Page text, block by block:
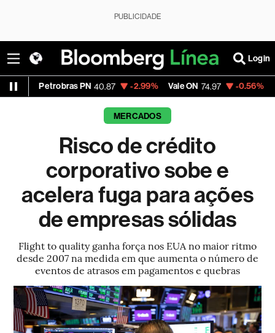
PUBLICIDADE
Login
PN 40.87 -2.99% Vale ON 74.97 -0.56% Itaú PN 40.75
MERCADOS
Risco de crédito
corporativo sobe e
acelera fuga para ações
de empresas sólidas
Flight to quality ganha força nos EUA no maior ritmo
desde 2007 na medida em que aumenta o número de
eventos de atrasos em pagamentos e quebras